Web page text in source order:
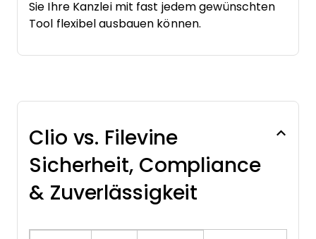
Sie Ihre Kanzlei mit fast jedem gewünschten
Tool flexibel ausbauen können.
Clio vs. Filevine
Sicherheit, Compliance
& Zuverlässigkeit